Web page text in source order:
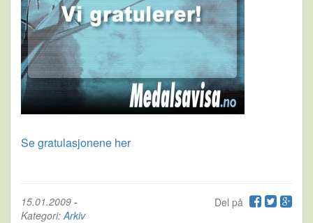
Se gratulasjonene her
Del på
15.01.2009 -
Kategori: Arkiv